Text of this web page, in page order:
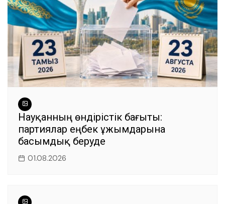
Науқанның өндірістік бағыты:
партиялар еңбек ұжымдарына
басымдық беруде
01.08.2026